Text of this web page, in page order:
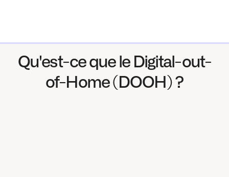
Qu'est-ce que le Digital-out-
of-Home (DOOH) ?